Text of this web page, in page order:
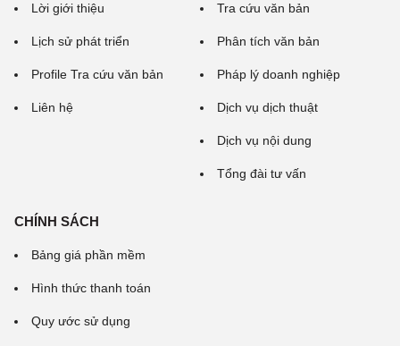
Lời giới thiệu
Lịch sử phát triển
Profile Tra cứu văn bản
Liên hệ
Tra cứu văn bản
Phân tích văn bản
Pháp lý doanh nghiệp
Dịch vụ dịch thuật
Dịch vụ nội dung
Tổng đài tư vấn
CHÍNH SÁCH
Bảng giá phần mềm
Hình thức thanh toán
Quy ước sử dụng